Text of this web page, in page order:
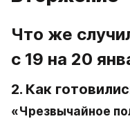
Что же
с 19 на 20
2. Как
«Чрезвычайное